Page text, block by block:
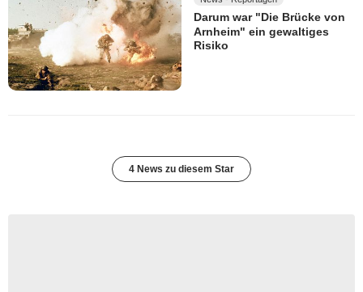
Darum war "Die Brücke von
Arnheim" ein gewaltiges
Risiko
4 News zu diesem Star